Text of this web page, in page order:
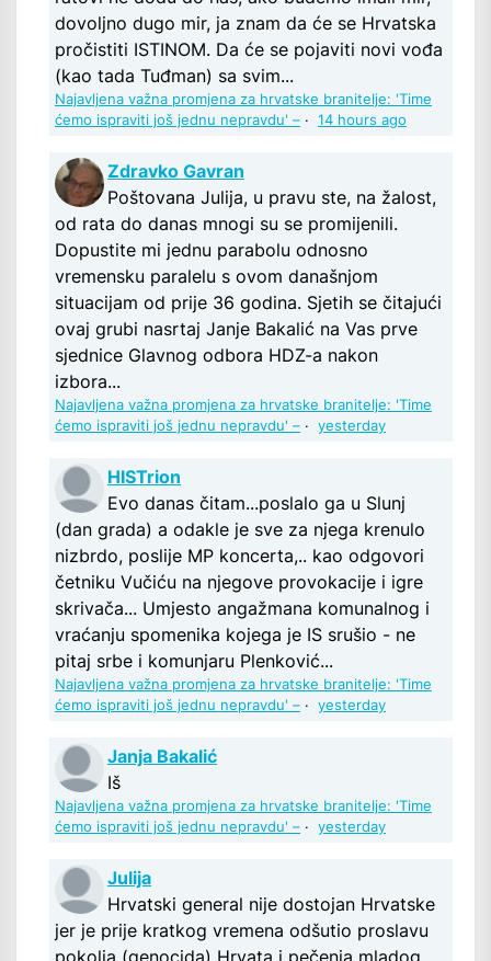
dovoljno dugo mir, ja znam da će se Hrvatska
pročistiti ISTINOM. Da će se pojaviti novi vođa
(kao tada Tuđman) sa svim...
Najavljena važna promjena za hrvatske branitelje: 'Time
ćemo ispraviti još jednu nepravdu' – · 14 hours ago
Zdravko Gavran
Poštovana Julija, u pravu ste, na žalost,
od rata do danas mnogi su se promijenili.
Dopustite mi jednu parabolu odnosno
vremensku paralelu s ovom današnjom
situacijam od prije 36 godina. Sjetih se čitajući
ovaj grubi nasrtaj Janje Bakalić na Vas prve
sjednice Glavnog odbora HDZ-a nakon
izbora...
Najavljena važna promjena za hrvatske branitelje: 'Time
ćemo ispraviti još jednu nepravdu' – · yesterday
HISTrion
Evo danas čitam...poslalo ga u Slunj
(dan grada) a odakle je sve za njega krenulo
nizbrdo, poslije MP koncerta,.. kao odgovori
četniku Vučiću na njegove provokacije i igre
skrivača... Umjesto angažmana komunalnog i
vraćanju spomenika kojega je IS srušio - ne
pitaj srbe i komunjaru Plenković...
Najavljena važna promjena za hrvatske branitelje: 'Time
ćemo ispraviti još jednu nepravdu' – · yesterday
Janja Bakalić
Iš
Najavljena važna promjena za hrvatske branitelje: 'Time
ćemo ispraviti još jednu nepravdu' – · yesterday
Julija
Hrvatski general nije dostojan Hrvatske
jer je prije kratkog vremena odšutio proslavu